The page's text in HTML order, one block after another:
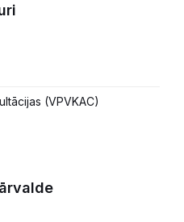
(VPVKAC)